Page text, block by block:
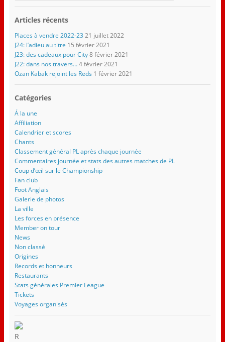
Articles récents
Places à vendre 2022-23 21 juillet 2022
J24: l’adieu au titre 15 février 2021
J23: des cadeaux pour City 8 février 2021
J22: dans nos travers… 4 février 2021
Ozan Kabak rejoint les Reds 1 février 2021
Catégories
Á la une
Affiliation
Calendrier et scores
Chants
Classement général PL après chaque journée
Commentaires journée et stats des autres matches de PL
Coup d’œil sur le Championship
Fan club
Foot Anglais
Galerie de photos
La ville
Les forces en présence
Member on tour
News
Non classé
Origines
Records et honneurs
Restaurants
Stats générales Premier League
Tickets
Voyages organisés